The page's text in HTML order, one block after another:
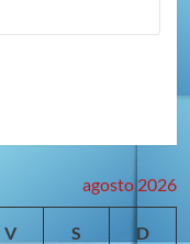
agosto 2026
V S D